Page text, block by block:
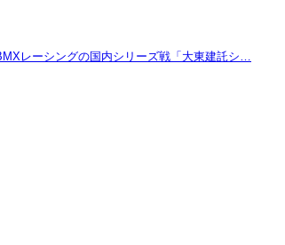
レーシングの国内シリーズ戦「大東建託シ…